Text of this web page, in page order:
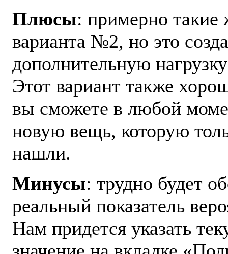
Плюсы: примерно такие
варианта №2, но это
дополнительную
Этот вариант также
вы сможете в любой
новую вещь, которую
нашли.
Минусы: трудно будет
реальный показатель
Нам придется указать